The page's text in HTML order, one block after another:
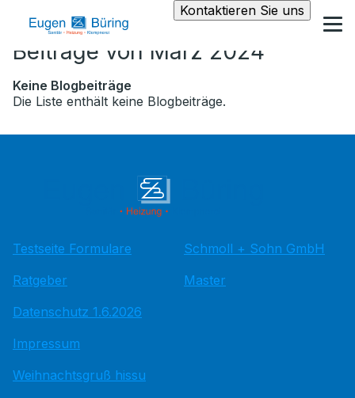
Kontaktieren Sie uns
Beiträge von März 2024
Keine Blogbeiträge
Die Liste enthält keine Blogbeiträge.
Testseite Formulare
Ratgeber
Datenschutz 1.6.2026
Impressum
Weihnachtsgruß hissu
Schmoll + Sohn GmbH
Master